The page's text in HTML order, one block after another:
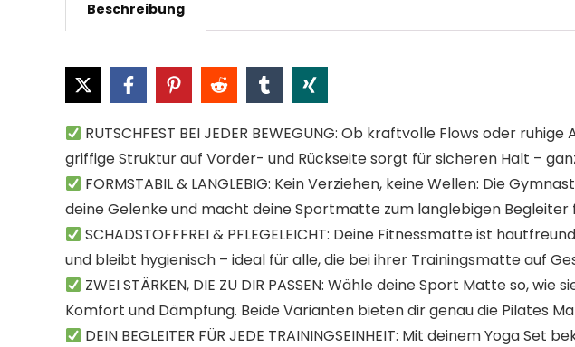
Beschreibung
RUTSCHFEST BEI JEDER BEWEGUNG: Ob kraftvolle Flows oder
griffige Struktur auf Vorder- und Rückseite sorgt für sicheren Halt –
FORMSTABIL & LANGLEBIG: Kein Verziehen, keine Wellen: Die
deine Gelenke und macht deine Sportmatte zum langlebigen Begleiter
SCHADSTOFFFREI & PFLEGELEICHT: Deine Fitnessmatte ist
und bleibt hygienisch – ideal für alle, die bei ihrer Trainingsmatte auf
ZWEI STÄRKEN, DIE ZU DIR PASSEN: Wähle deine Sport Matte so,
Komfort und Dämpfung. Beide Varianten bieten dir genau die Pilates
DEIN BEGLEITER FÜR JEDE TRAININGSEINHEIT: Mit deinem Yoga